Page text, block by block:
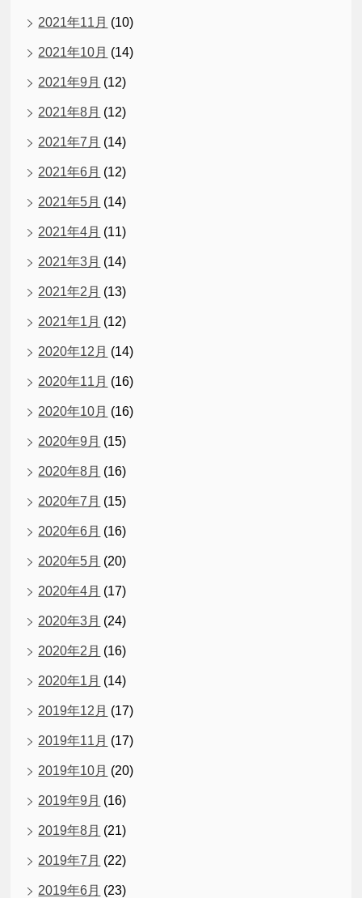
2021年11月 (10)
2021年10月 (14)
2021年9月 (12)
2021年8月 (12)
2021年7月 (14)
2021年6月 (12)
2021年5月 (14)
2021年4月 (11)
2021年3月 (14)
2021年2月 (13)
2021年1月 (12)
2020年12月 (14)
2020年11月 (16)
2020年10月 (16)
2020年9月 (15)
2020年8月 (16)
2020年7月 (15)
2020年6月 (16)
2020年5月 (20)
2020年4月 (17)
2020年3月 (24)
2020年2月 (16)
2020年1月 (14)
2019年12月 (17)
2019年11月 (17)
2019年10月 (20)
2019年9月 (16)
2019年8月 (21)
2019年7月 (22)
2019年6月 (23)